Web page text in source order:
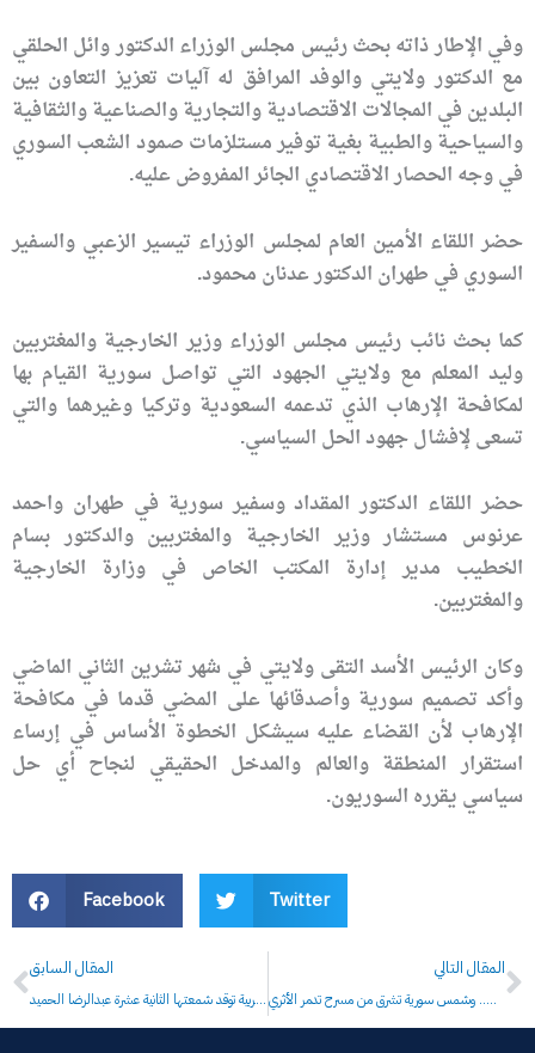
وفي الإطار ذاته بحث رئيس مجلس الوزراء الدكتور وائل الحلقي
مع الدكتور ولايتي والوفد المرافق له آليات تعزيز التعاون بين
البلدين في المجالات الاقتصادية والتجارية والصناعية والثقافية
والسياحية والطبية بغية توفير مستلزمات صمود الشعب السوري
في وجه الحصار الاقتصادي الجائر المفروض عليه.
حضر اللقاء الأمين العام لمجلس الوزراء تيسير الزعبي والسفير
السوري في طهران الدكتور عدنان محمود.
كما بحث نائب رئيس مجلس الوزراء وزير الخارجية والمغتربين
وليد المعلم مع ولايتي الجهود التي تواصل سورية القيام بها
لمكافحة الإرهاب الذي تدعمه السعودية وتركيا وغيرهما والتي
تسعى لإفشال جهود الحل السياسي.
حضر اللقاء الدكتور المقداد وسفير سورية في طهران واحمد
عرنوس مستشار وزير الخارجية والمغتربين والدكتور بسام
الخطيب مدير إدارة المكتب الخاص في وزارة الخارجية
والمغتربين.
وكان الرئيس الأسد التقى ولايتي في شهر تشرين الثاني الماضي
وأكد تصميم سورية وأصدقائها على المضي قدما في مكافحة
الإرهاب لأن القضاء عليه سيشكل الخطوة الأساس في إرساء
استقرار المنطقة والعالم والمدخل الحقيقي لنجاح أي حل
سياسي يقرره السوريون.
Facebook Twitter
Prev
المقال السابق
الصحيفة العربية توقد شمعتها الثانية عشرة عبدالرضا الحميد
المقال التالي
الحضارة السورية تنتصر على الإرهاب.. وشمس سورية تشرق من مسرح تدمر الأثري